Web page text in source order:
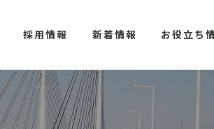
採用情報 新着情報 お役立ち